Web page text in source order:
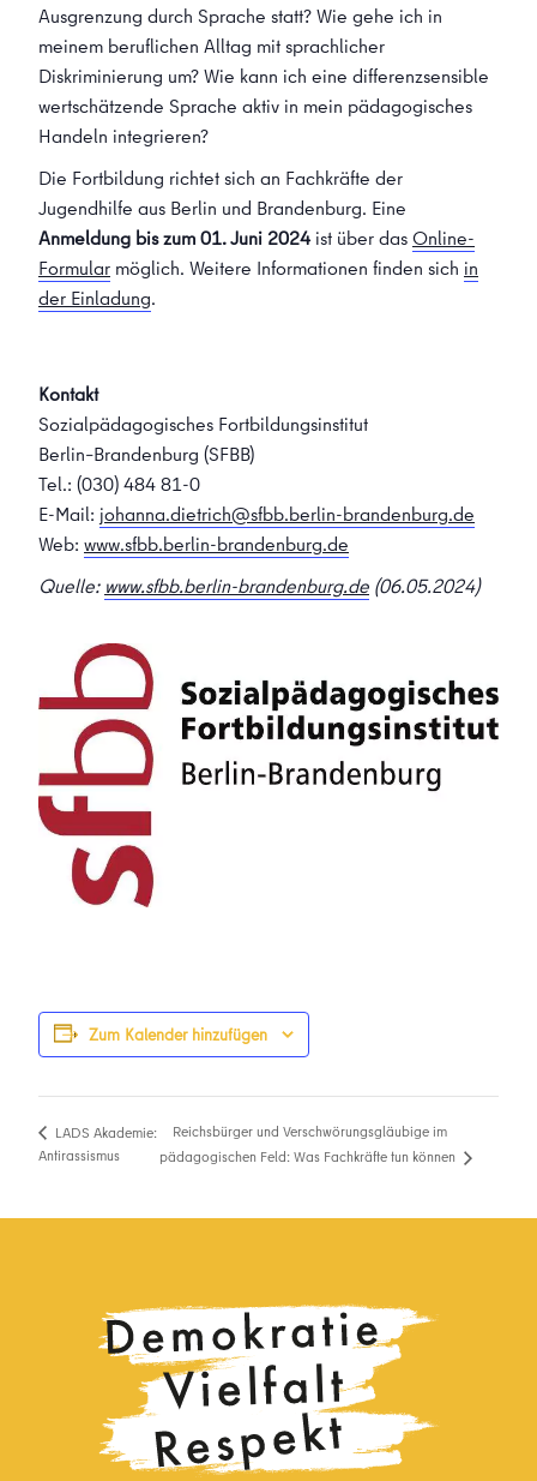
Ausgrenzung durch Sprache statt? Wie gehe ich in
meinem beruflichen Alltag mit sprachlicher
Diskriminierung um? Wie kann ich eine differenzsensible
wertschätzende Sprache aktiv in mein pädagogisches
Handeln integrieren?
Die Fortbildung richtet sich an Fachkräfte der
Jugendhilfe aus Berlin und Brandenburg. Eine
Anmeldung bis zum 01. Juni 2024ist über dasOnline-
Formular möglich. Weitere Informationen finden sich in
der Einladung.
Kontakt
Sozialpädagogisches Fortbildungsinstitut
Berlin–Brandenburg (SFBB)
Tel.: (030) 484 81-0
E-Mail: johanna.dietrich@sfbb.berlin-brandenburg.de
Web: www.sfbb.berlin-brandenburg.de
Quelle: www.sfbb.berlin-brandenburg.de (06.05.2024)
Zum Kalender hinzufügen
LADS Akademie:
Antirassismus
Reichsbürger und Verschwörungsgläubige im
pädagogischen Feld: Was Fachkräfte tun können